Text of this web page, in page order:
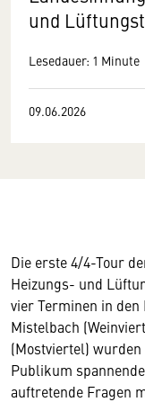
und
Lesedauer: 1 Minute
09.06.2026
Die erste 4/4-Tour
Heizungs- und
vier Terminen in
Mistelbach
(Mostviertel)
Publikum
auftretende Fragen